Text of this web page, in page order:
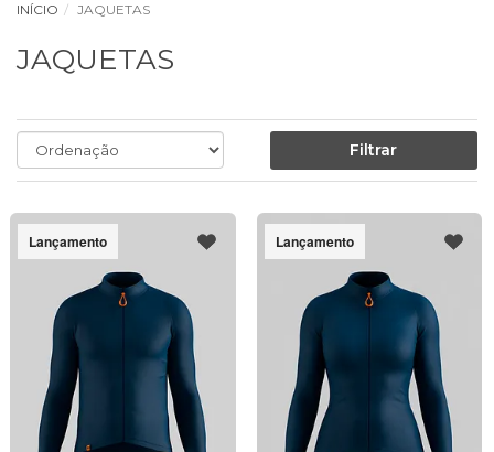
INÍCIO JAQUETAS
JAQUETAS
Filtrar
Lançamento Lançamento